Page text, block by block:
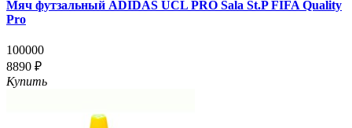
Мяч футзальный ADIDAS UCL PRO Sala St.P FIFA Quality
Pro
100000
8890 ₽
Купить